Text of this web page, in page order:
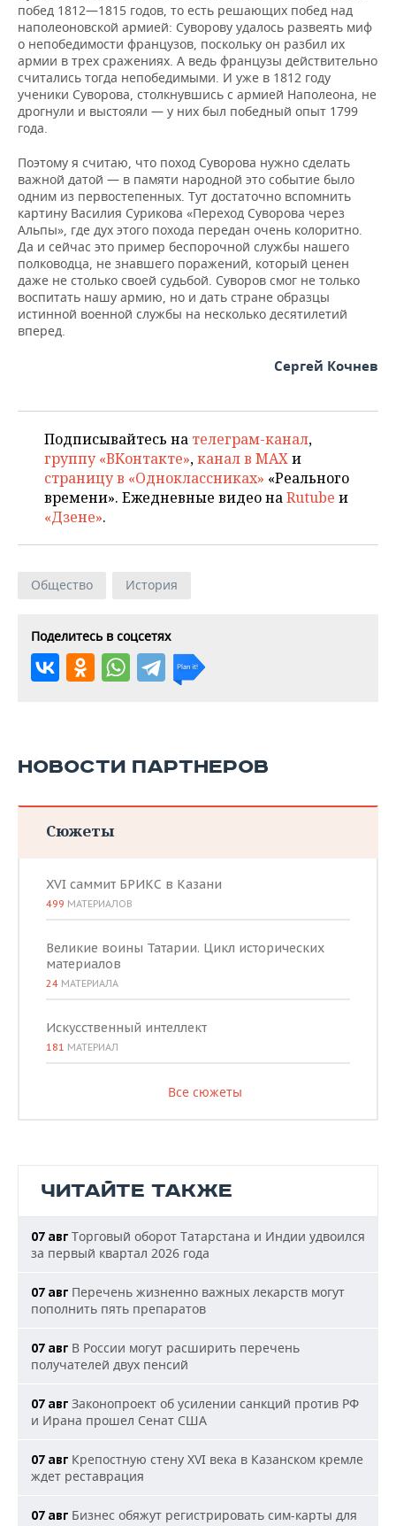
побед 1812—1815 годов, то есть решающих побед над
наполеоновской армией: Суворову удалось развеять миф
о непобедимости французов, поскольку он разбил их
армии в трех сражениях. А ведь французы действительно
считались тогда непобедимыми. И уже в 1812 году
ученики Суворова, столкнувшись с армией Наполеона, не
дрогнули и выстояли — у них был победный опыт 1799
года.
Поэтому я считаю, что поход Суворова нужно сделать
важной датой — в памяти народной это событие было
одним из первостепенных. Тут достаточно вспомнить
картину Василия Сурикова «Переход Суворова через
Альпы», где дух этого похода передан очень колоритно.
Да и сейчас это пример беспорочной службы нашего
полководца, не знавшего поражений, который ценен
даже не столько своей судьбой. Суворов смог не только
воспитать нашу армию, но и дать стране образцы
истинной военной службы на несколько десятилетий
вперед.
Сергей Кочнев
Подписывайтесь на телеграм-канал,
группу «ВКонтакте»,канал в MAXи
страницу в «Одноклассниках» «Реального
времени». Ежедневные видео наRutube и
«Дзене».
Общество История
Поделитесь в соцсетях
НОВОСТИ ПАРТНЕРОВ
Сюжеты
XVI саммит БРИКС в Казани
499 МАТЕРИАЛОВ
Великие воины Татарии. Цикл исторических
материалов
24 МАТЕРИАЛА
Искусственный интеллект
181 МАТЕРИАЛ
Все сюжеты
ЧИТАЙТЕ ТАКЖЕ
07 авг Торговый оборот Татарстана и Индии удвоился
за первый квартал 2026 года
07 авг Перечень жизненно важных лекарств могут
пополнить пять препаратов
07 авг В России могут расширить перечень
получателей двух пенсий
07 авг Законопроект об усилении санкций против РФ
и Ирана прошел Сенат США
07 авг Крепостную стену XVI века в Казанском кремле
ждет реставрация
07 авг Бизнес обяжут регистрировать сим-карты для